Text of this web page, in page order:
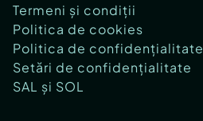
Termeni și condiții
Politica de cookies
Politica de confidențialitate
Setări de confidențialitate
SAL și SOL